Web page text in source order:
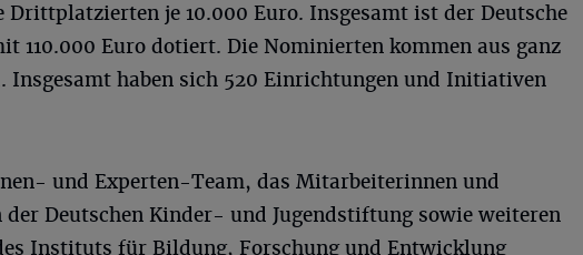
Drittplatzierten je 10.000 Euro. Insgesamt ist der Deutsche
110.000 Euro dotiert. Die Nominierten kommen aus ganz
Insgesamt haben sich 520 Einrichtungen und Initiativen
und Experten-Team, das Mitarbeiterinnen und
Deutschen Kinder- und Jugendstiftung sowie weiteren
Instituts für Bildung, Forschung und Entwicklung